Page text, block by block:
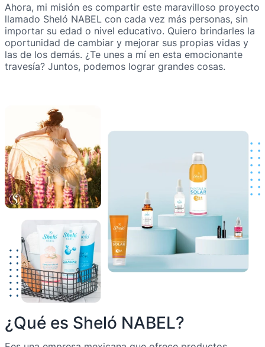
Ahora, mi misión es compartir este maravilloso proyecto
llamado Sheló NABEL con cada vez más personas, sin
importar su edad o nivel educativo. Quiero brindarles la
oportunidad de cambiar y mejorar sus propias vidas y
las de los demás. ¿Te unes a mí en esta emocionante
travesía? Juntos, podemos lograr grandes cosas.
¿Qué es Sheló NABEL?